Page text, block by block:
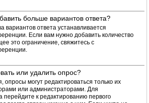
больше вариантов ответа?
вариантов ответа устанавливается
Если вам нужно добавить количество
это ограничение, свяжитесь с
или удалить опрос?
опросы могут редактироваться только их
или администраторами. Для
перейдите к редактированию первого